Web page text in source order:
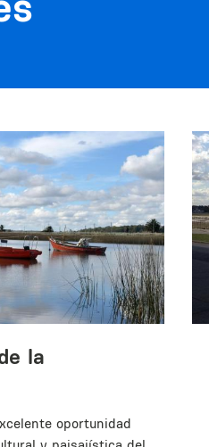
la
oportunidad